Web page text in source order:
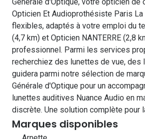
Opticien Et Audioprothésiste Paris
flexibles, adaptés à votre emploi du
(4,7 km) et Opticien NANTERRE (2,8
professionnel. Parmi les services
recherchiez des lunettes de vue,
guidera parmi notre sélection de
Générale d'Optique pour un
lunettes auditives Nuance Audio en
discrète. Une solution complète pour
Marques disponibles